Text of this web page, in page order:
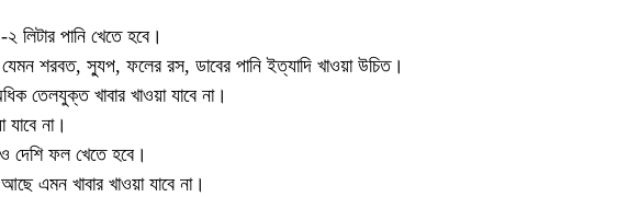
লিটার পানি খেতে হবে।
যেমন শরবত, স্যুপ, ফলের রস, ডাবের পানি ইত্যাদি খাওয়া উচিত।
তেলযুক্ত খাবার খাওয়া যাবে না।
যাবে না।
দেশি ফল খেতে হবে।
এমন খাবার খাওয়া যাবে না।